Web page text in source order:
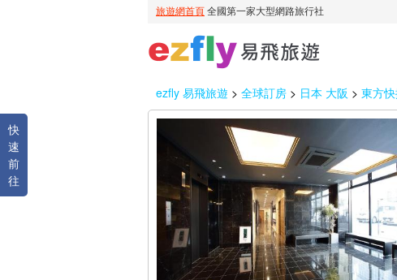
ezfly 易飛旅遊 > 全球訂房 > 日本 大阪 > 東方
快
速
前
往